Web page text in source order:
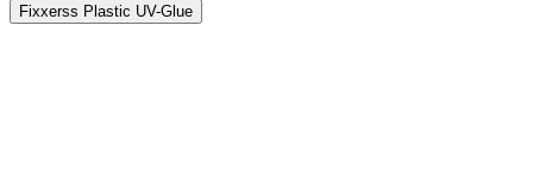
Fixxerss Plastic UV-Glue